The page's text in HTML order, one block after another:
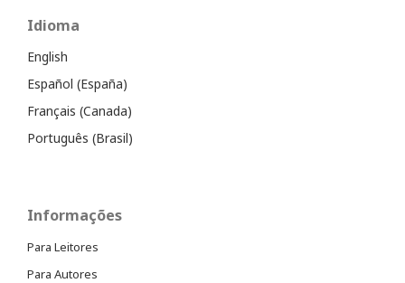
Idioma
English
Español (España)
Français (Canada)
Português (Brasil)
Informações
Para Leitores
Para Autores